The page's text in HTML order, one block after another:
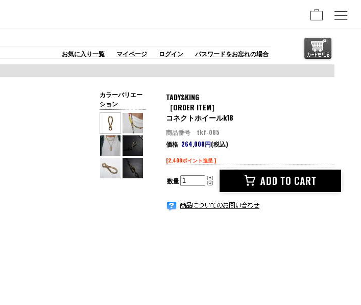
お気に入り一覧
マイページ ログイン パスワードをお忘れの場合
TADY&KING
［ORDER ITEM］
コネクトホイールk18
商品番号 tkf-085
価格 264,000円(税込)
[2,400ポイント進呈 ]
数量
カラーバリエー
ション